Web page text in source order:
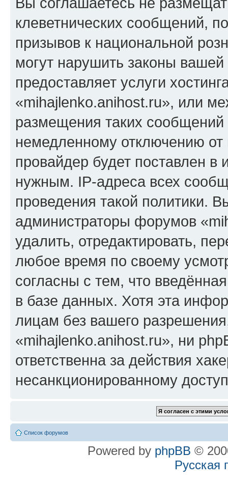
клеветнических сообщений,
призывов к национальной
могут нарушить законы
предоставляет услуги
«mihajlenko.anihost.ru», или
размещения таких
немедленному отключению
провайдер будет поставлен в
нужным. IP-адреса всех
проведения такой политики.
администраторы форумов
удалить, отредактировать,
любое время по своему
согласны с тем, что
в базе данных. Хотя эта
лицам без вашего
«mihajlenko.anihost.ru», ни
ответственна за действия
несанкционированному
Список форумов
Powered by phpBB ©
Русская